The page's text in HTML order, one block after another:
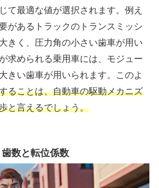
て最適な値が選択されます。例え
があるトラックのトランスミッシ
きく、圧力角の小さい歯車が用い
求められる乗用車には、モジュー
きい歯車が用いられます。このよ
ることは、自動車の駆動メカニズ
と言えるでしょう。
数と転位係数